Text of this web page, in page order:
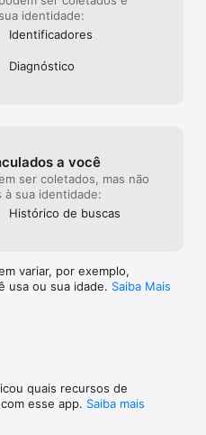
Obtenha acesso fácil às
no momento.
Veja no mapa todos os
o Brasil, incluindo:
identidade:
Identificado­res
Diagnóstico
a você
ser coletados, mas não
à sua identidade:
Histórico de buscas
variar, por exemplo,
usa ou sua idade. Saiba Mais
quais recursos de
esse app. Saiba mais